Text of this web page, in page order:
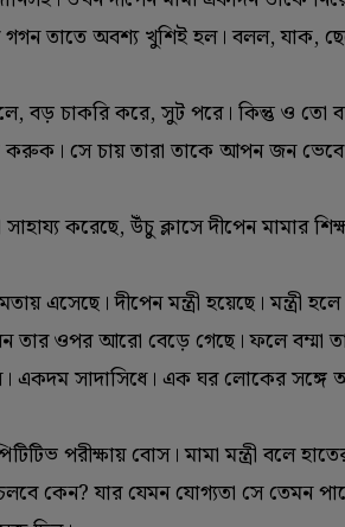
গগন তাতে অবশ্য খুশিই হল। বলল, যাক,
বড় চাকরি করে, সুট পরে। কিন্তু ও তো
করুক। সে চায় তারা তাকে আপন জন
করেছে, উঁচু ক্লাসে দীপেন মামার
এসেছে। দীপেন মন্ত্রী হয়েছে। মন্ত্রী
তার ওপর আরো বেড়ে গেছে। ফলে বম্মা
একদম সাদাসিধে। এক ঘর লোকের সঙ্গে
পরীক্ষায় বোস। মামা মন্ত্রী বলে
কেন? যার যেমন যোগ্যতা সে তেমন